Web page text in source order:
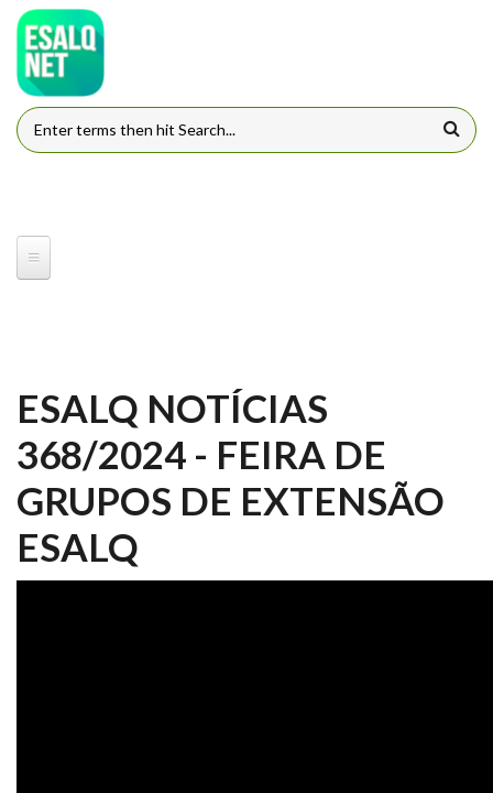
Pular para o conteúdo principal
FORMULÁRIO DE BUSCA
ESALQ NOTÍCIAS
368/2024 - FEIRA DE
GRUPOS DE EXTENSÃO
ESALQ